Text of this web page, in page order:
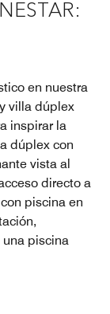
en nuestra
villa dúplex
inspirar la
dúplex con
vista al
directo a
piscina en
una piscina